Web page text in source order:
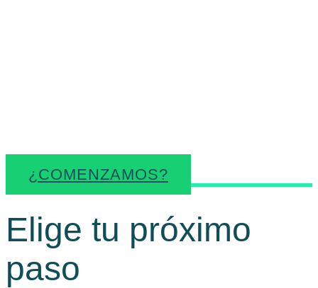
¿COMENZAMOS?
Elige tu próximo
paso